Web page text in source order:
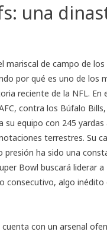
una
mariscal de campo de los
por qué es uno de los
reciente de la NFL. En
contra los Búfalo
su equipo con 245 yardas
terrestres. Su
presión ha sido una
Bowl buscará liderar a
consecutivo, algo inédito
con un arsenal